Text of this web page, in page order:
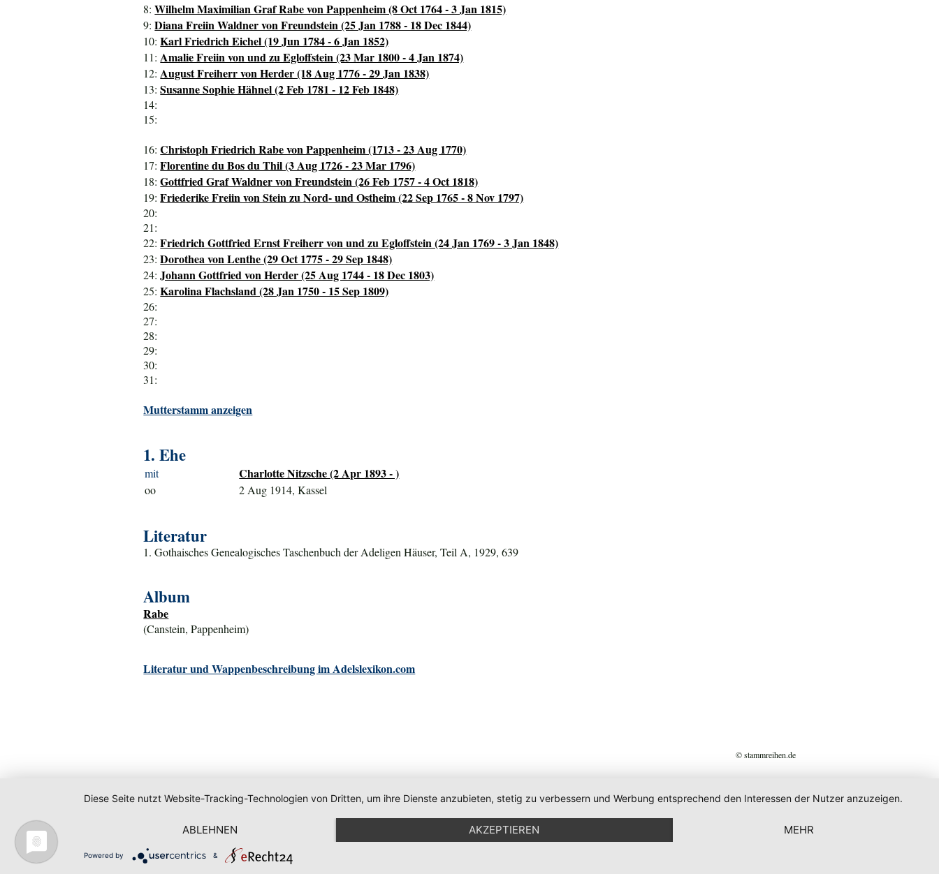
8:Wilhelm Maximilian Graf Rabe von Pappenheim (8 Oct 1764 - 3 Jan 1815)
9:Diana Freiin Waldner von Freundstein (25 Jan 1788 - 18 Dec 1844)
10:Karl Friedrich Eichel (19 Jun 1784 - 6 Jan 1852)
11:Amalie Freiin von und zu Egloffstein (23 Mar 1800 - 4 Jan 1874)
12:August Freiherr von Herder (18 Aug 1776 - 29 Jan 1838)
13:Susanne Sophie Hähnel (2 Feb 1781 - 12 Feb 1848)
14:
15:
16:Christoph Friedrich Rabe von Pappenheim (1713 - 23 Aug 1770)
17:Florentine du Bos du Thil (3 Aug 1726 - 23 Mar 1796)
18:Gottfried Graf Waldner von Freundstein (26 Feb 1757 - 4 Oct 1818)
19:Friederike Freiin von Stein zu Nord- und Ostheim (22 Sep 1765 - 8 Nov 1797)
20:
21:
22:Friedrich Gottfried Ernst Freiherr von und zu Egloffstein (24 Jan 1769 - 3 Jan 1848)
23:Dorothea von Lenthe (29 Oct 1775 - 29 Sep 1848)
24:Johann Gottfried von Herder (25 Aug 1744 - 18 Dec 1803)
25:Karolina Flachsland (28 Jan 1750 - 15 Sep 1809)
26:
27:
28:
29:
30:
31:
Mutterstamm anzeigen
1. Ehe
mit Charlotte Nitzsche (2 Apr 1893 - )
oo 2 Aug 1914, Kassel
Literatur
1. Gothaisches Genealogisches Taschenbuch der Adeligen Häuser, Teil A, 1929, 639
Album
Rabe
(Canstein, Pappenheim)
Literatur und Wappenbeschreibung im Adelslexikon.com
© stammreihen.de
Diese Seite nutzt Website-Tracking-Technologien von Dritten, um ihre Dienste anzubieten, stetig zu verbessern und Werbung entsprechend den Interessen der Nutzer anzuzeigen.
ABLEHNEN AKZEPTIEREN MEHR
Powered by &